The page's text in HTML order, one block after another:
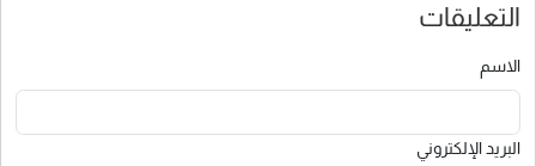
التعليقات
الاسم
البريد الإلكتروني